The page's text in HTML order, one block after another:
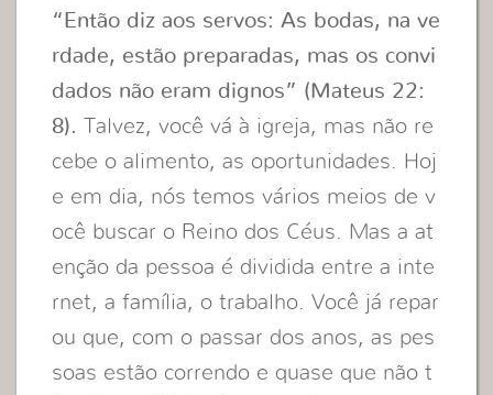
“Então diz aos servos: As bodas, na ve
rdade, estão preparadas, mas os convi
dados não eram dignos” (Mateus 22:
8).Talvez, você vá à igreja, mas não re
cebe o alimento, as oportunidades. Hoj
e em dia, nós temos vários meios de v
ocê buscar o Reino dos Céus. Mas a at
enção da pessoa é dividida entre a inte
rnet, a família, o trabalho. Você já repar
ou que, com o passar dos anos, as pes
soas estão correndo e quase que não t